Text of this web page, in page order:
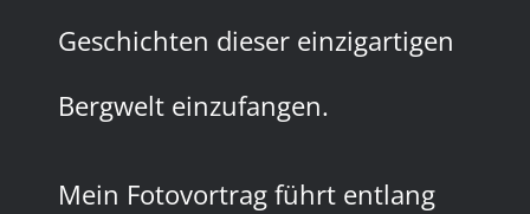
Geschichten dieser einzigartigen
Bergwelt einzufangen.
Mein Fotovortrag führt entlang